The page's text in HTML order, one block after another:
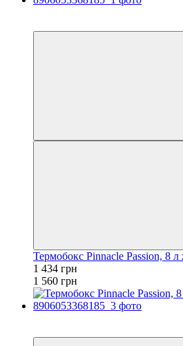
Термобокс Pinnacle Passion, 8
1 434 грн
1 560 грн